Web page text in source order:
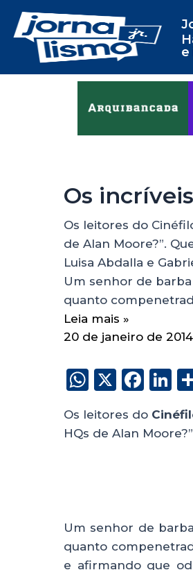
e
Os
Os leitores do
de Alan Moore?”.
Luisa Abdalla e
Um senhor de
quanto
Leia mais »
20 de janeiro de 2014
W
a
ts
X
F
c
e
k
Li
n
k
e
Os leitores do
HQs de Alan
Um senhor de
quanto
e afirmando que